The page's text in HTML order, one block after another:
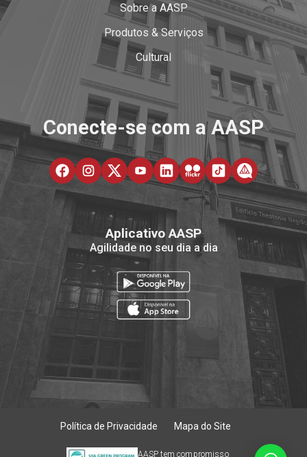
Sobre a AASP
Produtos & Serviços
Cultural
Conecte-se com a AASP
Aplicativo AASP
Agilidade no seu dia a dia
Política de Privacidade Mapa do Site
AASP tem compromisso